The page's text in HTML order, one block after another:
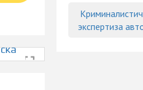
экспертиза